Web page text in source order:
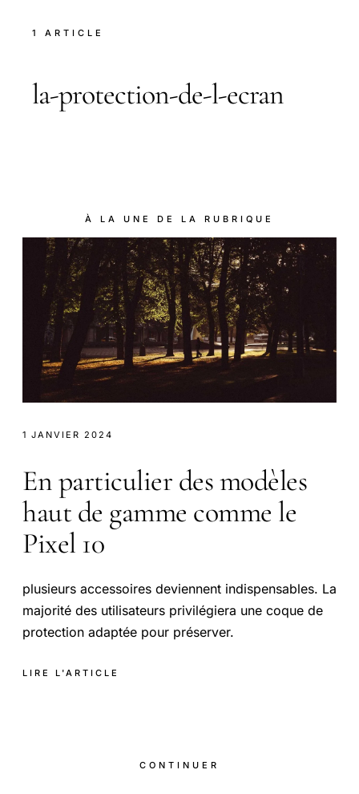
1 ARTICLE
la-protection-de-l-ecran
À LA UNE DE LA RUBRIQUE
1 JANVIER 2024
En particulier des modèles
haut de gamme comme le
Pixel 10
plusieurs accessoires deviennent indispensables. La
majorité des utilisateurs privilégiera une coque de
protection adaptée pour préserver.
LIRE L'ARTICLE
CONTINUER